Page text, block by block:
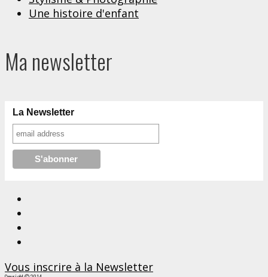
Une histoire d'enfant
Ma newsletter
La Newsletter
Vous inscrire à la Newsletter